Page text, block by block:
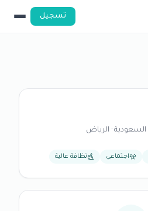
تسجيل
اجتماعي نظافة عالية